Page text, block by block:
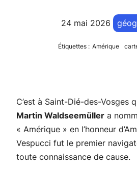
24 mai 2026
Étiquettes : Amérique
C’est à Saint-Dié-des-Vosges
Martin Waldseemüller a
« Amérique » en l’honneur
Vespucci fut le premier
toute connaissance de cause.